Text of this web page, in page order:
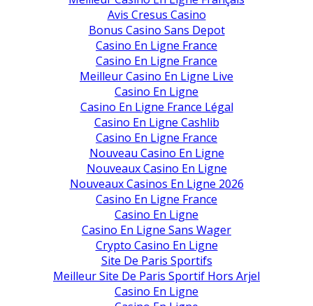
Avis Cresus Casino
Bonus Casino Sans Depot
Casino En Ligne France
Casino En Ligne France
Meilleur Casino En Ligne Live
Casino En Ligne
Casino En Ligne France Légal
Casino En Ligne Cashlib
Casino En Ligne France
Nouveau Casino En Ligne
Nouveaux Casino En Ligne
Nouveaux Casinos En Ligne 2026
Casino En Ligne France
Casino En Ligne
Casino En Ligne Sans Wager
Crypto Casino En Ligne
Site De Paris Sportifs
Meilleur Site De Paris Sportif Hors Arjel
Casino En Ligne